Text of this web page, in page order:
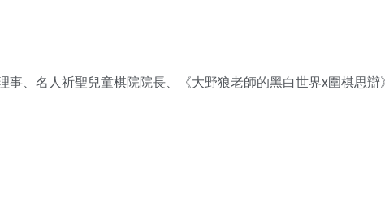
、名人祈聖兒童棋院院長、《大野狼老師的黑白世界x圍棋思辯